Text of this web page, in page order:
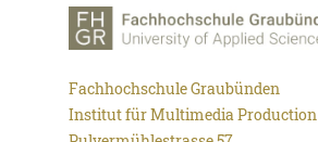
Fachhochschule Graubünden
Institut für Multimedia Production